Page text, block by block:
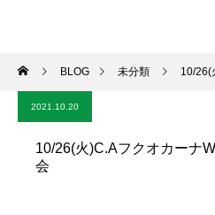
BLOG 未分類 10/26(火
2021.10.20
10/26(火)C.Aフクオカーナ
会